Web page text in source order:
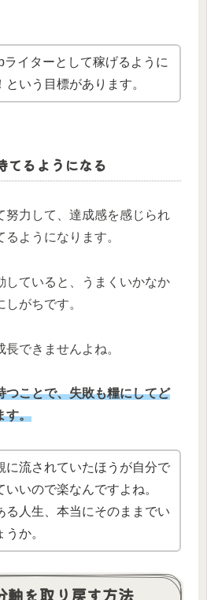
ライターとして稼げるように
という目標があります。
てるようになる
努力して、達成感を感じられ
ようになります。
していると、うまくいかなか
がちです。
できませんよね。
つことで、失敗も糧にしてど
す。
に流されていたほうが自分で
いいので楽なんですよね。
る人生、本当にそのままでい
か。
軸を取り戻す方法